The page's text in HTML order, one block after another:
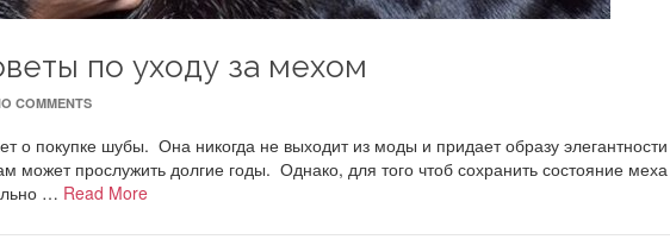
по уходу за мехом
COMMENTS
о покупке шубы. Она никогда не выходит из моды и придает образу
может прослужить долгие годы. Однако, для того чтоб сохранить состояние меха
… Read More